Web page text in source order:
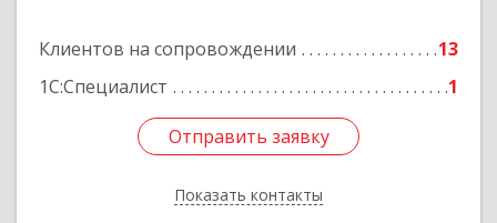
Клиентов на сопровождении
13
1С:Специалист
1
Отправить заявку
Показать контакты
Подробнее
Отправить заявку
Назад